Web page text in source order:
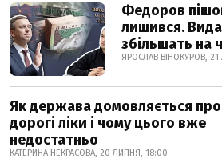
Федоров
лишився.
збільшать на
ЯРОСЛАВ ВІНОКУРОВ,
Як держава домовляється про
дорогі ліки і чому цього вже
недостатньо
КАТЕРИНА НЕКРАСОВА, 20 ЛИПНЯ, 18:00